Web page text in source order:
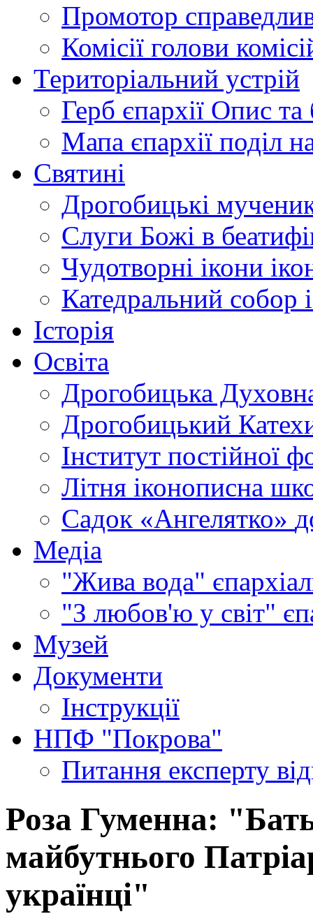
Промотор
Комісії голови
Територіальний устрій
Герб єпархії Опис та
Мапа єпархії поділ
Святині
Дрогобицькі
Слуги Божі в
Чудотворні ікони
Катедральний собор
Історія
Освіта
Дрогобицька
Дрогобицький
Інститут постійної
Літня іконописна
Садок «Ангелятко»
Медіа
"Жива вода"
"З любов'ю у світ"
Музей
Документи
Інструкції
НПФ "Покрова"
Питання експерту
Роза Гуменна:
майбутнього
українці"